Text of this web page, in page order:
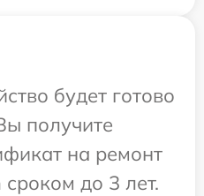
будет готово
получите
на ремонт
до 3 лет.